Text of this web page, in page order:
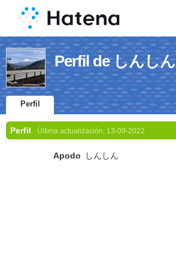
Perfil de しんしん
Perfil
Perfil Última actualización: 13-09-2022
Apodo しんしん